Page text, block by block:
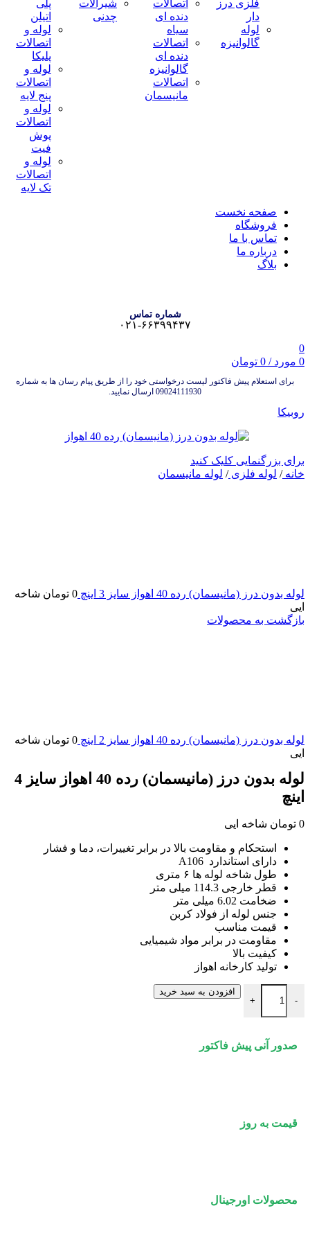
فلزی درز
دار
لوله
گالوانیزه
اتصالات
دنده ای
سیاه
اتصالات
دنده ای
گالوانیزه
اتصالات
مانیسمان
شیرآلات
چدنی
پلی
اتیلن
لوله و
اتصالات
پلیکا
لوله و
اتصالات
پنج لایه
لوله و
اتصالات
پوش
فیت
لوله و
اتصالات
تک لایه
صفحه نخست
فروشگاه
تماس با ما
درباره ما
بلاگ
شماره تماس
۰۲۱-۶۶۳۹۹۴۳۷
0
0 مورد /
0 تومان
برای استعلام پیش فاکتور لیست درخواستی خود را از طریق پیام رسان ها به شماره
09024111930 ارسال نمایید.
روبیکا
برای بزرگنمایی کلیک کنید
خانه/ لوله فلزی/ لوله مانیسمان
لوله بدون درز (مانیسمان) رده 40 اهواز سایز 3 اینچ 0 تومان شاخه
ایی
بازگشت به محصولات
لوله بدون درز (مانیسمان) رده 40 اهواز سایز 2 اینچ 0 تومان شاخه
ایی
لوله بدون درز (مانیسمان) رده 40 اهواز سایز 4
اینچ
0 تومان شاخه ایی
استحکام و مقاومت بالا در برابر تغییرات، دما و فشار
دارای استاندارد A106
طول شاخه لوله ها ۶ متری
قطر خارجی 114.3 میلی متر
ضخامت 6.02 میلی متر
جنس لوله از فولاد کربن
قیمت مناسب
مقاومت در برابر مواد شیمیایی
کیفیت بالا
تولید کارخانه اهواز
-
لوله بدون درز (مانیسمان) رده 40 اهواز سایز 4 اینچ عدد
+
افزودن به سبد خرید
صدور آنی پیش فاکتور
قیمت به روز
محصولات اورجینال